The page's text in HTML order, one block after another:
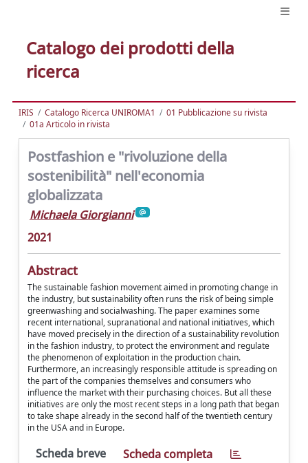
Catalogo dei prodotti della
ricerca
IRIS Catalogo Ricerca UNIROMA1
01 Pubblicazione su rivista
01a Articolo in rivista
Postfashion e "rivoluzione della
sostenibilità" nell'economia
globalizzata
Michaela Giorgianni
2021
Abstract
The sustainable fashion movement aimed in promoting change in
the industry, but sustainability often runs the risk of being simple
greenwashing and socialwashing. The paper examines some
recent international, supranational and national initiatives, which
have moved precisely in the direction of a sustainability revolution
in the fashion industry, to protect the environment and regulate
the phenomenon of exploitation in the production chain.
Furthermore, an increasingly responsible attitude is spreading on
the part of the companies themselves and consumers who
influence the market with their purchasing choices. But all these
initiatives are only the most recent steps in a long path that began
to take shape already in the second half of the twentieth century
in the USA and in Europe.
Scheda breve Scheda completa